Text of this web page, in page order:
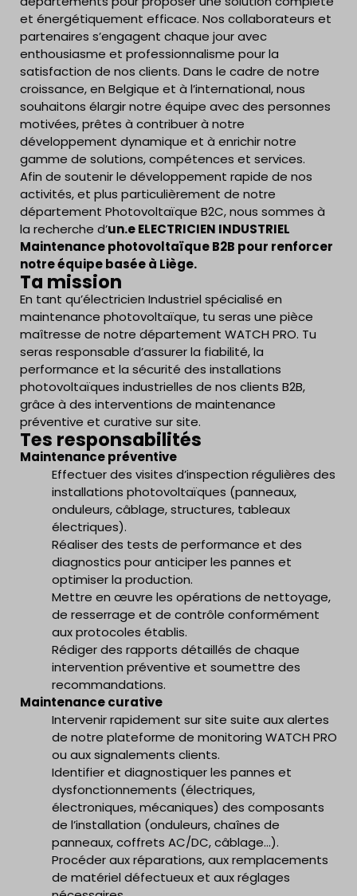
et énergétiquement efficace. Nos collaborateurs et
partenaires s’engagent chaque jour avec
enthousiasme et professionnalisme pour la
satisfaction de nos clients. Dans le cadre de notre
croissance, en Belgique et à l’international, nous
souhaitons élargir notre équipe avec des personnes
motivées, prêtes à contribuer à notre
développement dynamique et à enrichir notre
gamme de solutions, compétences et services.
Afin de soutenir le développement rapide de nos
activités, et plus particulièrement de notre
département Photovoltaïque B2C, nous sommes à
la recherche d’un.e ELECTRICIEN INDUSTRIEL
Maintenance photovoltaïque B2B pour renforcer
notre équipe basée à Liège.
Ta mission
En tant qu’électricien Industriel spécialisé en
maintenance photovoltaïque, tu seras une pièce
maîtresse de notre département WATCH PRO. Tu
seras responsable d’assurer la fiabilité, la
performance et la sécurité des installations
photovoltaïques industrielles de nos clients B2B,
grâce à des interventions de maintenance
préventive et curative sur site.
Tes responsabilités
Maintenance préventive
Effectuer des visites d’inspection régulières des
installations photovoltaïques (panneaux,
onduleurs, câblage, structures, tableaux
électriques).
Réaliser des tests de performance et des
diagnostics pour anticiper les pannes et
optimiser la production.
Mettre en œuvre les opérations de nettoyage,
de resserrage et de contrôle conformément
aux protocoles établis.
Rédiger des rapports détaillés de chaque
intervention préventive et soumettre des
recommandations.
Maintenance curative
Intervenir rapidement sur site suite aux alertes
de notre plateforme de monitoring WATCH PRO
ou aux signalements clients.
Identifier et diagnostiquer les pannes et
dysfonctionnements (électriques,
électroniques, mécaniques) des composants
de l’installation (onduleurs, chaînes de
panneaux, coffrets AC/DC, câblage…).
Procéder aux réparations, aux remplacements
de matériel défectueux et aux réglages